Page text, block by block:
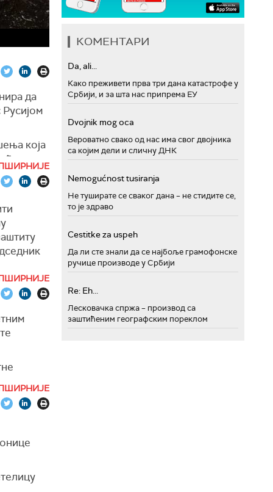
да
која
како
ће се
у
на
се у
КОМЕНТАРИ
Da, ali...
Како преживети прва три дана катастрофе у
Србији, и за шта нас припрема ЕУ
Dvojnik mog oca
Вероватно свако од нас има свог двојника
са којим дели и сличну ДНК
Nemogućnost tusiranja
Не туширате се сваког дана – не стидите се,
то је здраво
Cestitke za uspeh
Да ли сте знали да се најбоље грамофонске
ручице производе у Србији
Re: Eh...
Лесковачка спржа – производ са
заштићеним географским пореклом